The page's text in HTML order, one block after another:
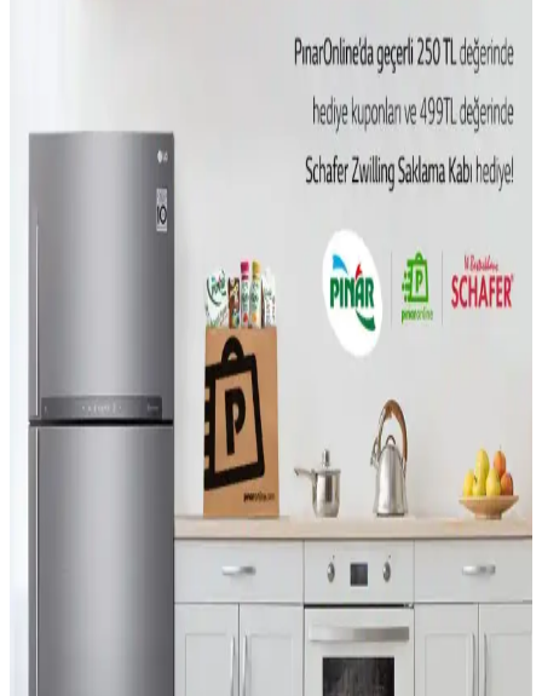
Holografik 3D baskı, UV ışınlarıyla reçine içinde nesneleri tek
seferde oluşturuyor. Bu teknoloji hızlı üretim sağlarken, temizlik ve
Kablosuz İletişimde Enerji Verimliliğini Artıran Bits-
to-RF Optimal Modülasyon Teknolojisi
Bits-to-RF Optimal Modülasyon vericisi, kablosuz iletişimde iletim
hatalarını azaltarak enerji verimliliğini artırıyor ve pil ömrünü
uzatıyor. IoT cihazları için önemli bir gelişme sunuyor.
Beyaz Eşyaların Ömrü, Tamir Edilebilirlik ve
Tüketici Tercihlerindeki Değişimler
Beyaz eşyaların ömrü, üretim maliyetleri, tamir edilebilirlik ve
tüketici tercihlerindeki değişimlerle şekilleniyor. Maliyet düşürme ve
karmaşık özellikler cihazların dayanıklılığını etkiliyor.
Sürekli Uyarı Veren Airfryer Modelleri ve
Teknolojik Alternatif Çözümler
Bazı airfryer modelleri pişirme tamamlandığında sürekli bip sesi
verirken, uygulama ve akıllı ev entegrasyonları bu uyarı eksikliğini
tamamlıyor. Alternatif çözümler ve güvenlik değerlendirmeleri de ele
CATL'nin İkinci Nesil Lityum Demir Fosfat
Bataryası ve Elektrikli Araç Teknolojisindeki